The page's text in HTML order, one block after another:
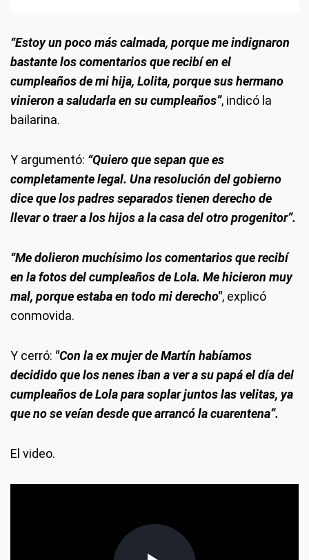
“Estoy un poco más calmada, porque me indignaron
bastante los comentarios que recibí en el
cumpleaños de mi hija, Lolita, porque sus hermano
vinieron a saludarla en su cumpleaños”, indicó la
bailarina.
Y argumentó: “Quiero que sepan que es
completamente legal. Una resolución del gobierno
dice que los padres separados tienen derecho de
llevar o traer a los hijos a la casa del otro progenitor”.
“Me dolieron muchísimo los comentarios que recibí
en la fotos del cumpleaños de Lola. Me hicieron muy
mal, porque estaba en todo mi derecho", explicó
conmovida.
Y cerró: "Con la ex mujer de Martín habíamos
decidido que los nenes iban a ver a su papá el día del
cumpleaños de Lola para soplar juntos las velitas, ya
que no se veían desde que arrancó la cuarentena”.
El video.